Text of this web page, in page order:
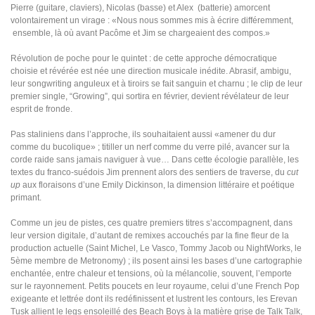
Pierre (guitare, claviers), Nicolas (basse) et Alex (batterie) amorcent
volontairement un virage : «Nous nous sommes mis à écrire différemment,
ensemble, là où avant Pacôme et Jim se chargeaient des compos.»
Révolution de poche pour le quintet : de cette approche démocratique
choisie et révérée est née une direction musicale inédite. Abrasif, ambigu,
leur songwriting anguleux et à tiroirs se fait sanguin et charnu ; le clip de leur
premier single, “Growing”, qui sortira en février, devient révélateur de leur
esprit de fronde.
Pas staliniens dans l’approche, ils souhaitaient aussi «amener du dur
comme du bucolique» ; titiller un nerf comme du verre pilé, avancer sur la
corde raide sans jamais naviguer à vue… Dans cette écologie parallèle, les
textes du franco-suédois Jim prennent alors des sentiers de traverse, du cut
up aux floraisons d’une Emily Dickinson, la dimension littéraire et poétique
primant.
Comme un jeu de pistes, ces quatre premiers titres s’accompagnent, dans
leur version digitale, d’autant de remixes accouchés par la fine fleur de la
production actuelle (Saint Michel, Le Vasco, Tommy Jacob ou NightWorks, le
5ème membre de Metronomy) ; ils posent ainsi les bases d’une cartographie
enchantée, entre chaleur et tensions, où la mélancolie, souvent, l’emporte
sur le rayonnement. Petits poucets en leur royaume, celui d’une French Pop
exigeante et lettrée dont ils redéfinissent et lustrent les contours, les Erevan
Tusk allient le legs ensoleillé des Beach Boys à la matière grise de Talk Talk,